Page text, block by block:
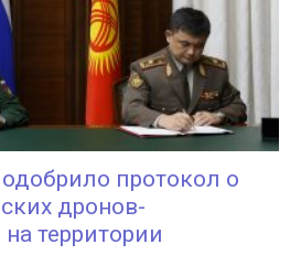
протокол о
дронов-
территории